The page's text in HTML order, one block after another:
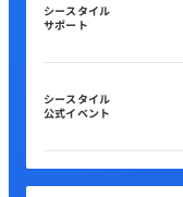
シースタイル
サポート
シースタイル
公式イベント